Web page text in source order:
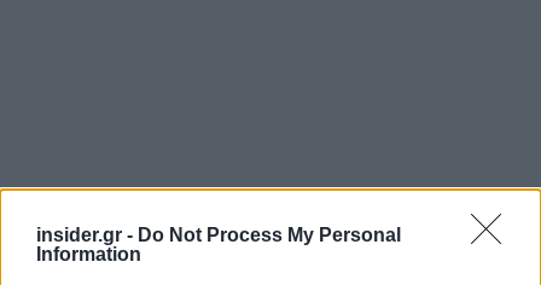
insider.gr - Do Not Process My Personal
Information